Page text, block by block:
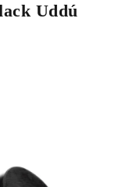
Uddú